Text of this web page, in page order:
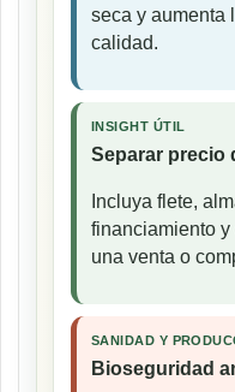
seca y aumenta
calidad.
INSIGHT ÚTIL
Separar precio
Incluya flete,
financiamiento
una venta o
SANIDAD Y
Bioseguridad